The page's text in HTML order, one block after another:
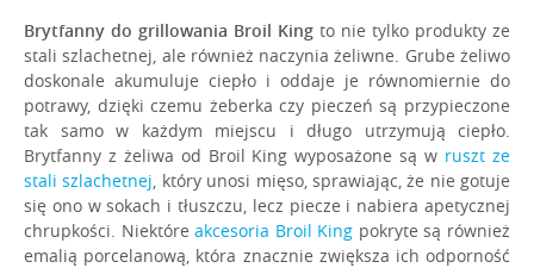
Brytfanny do grillowania Broil King to nie tylko produkty ze
stali szlachetnej, ale również naczynia żeliwne. Grube żeliwo
doskonale akumuluje ciepło i oddaje je równomiernie do
potrawy, dzięki czemu żeberka czy pieczeń są przypieczone
tak samo w każdym miejscu i długo utrzymują ciepło.
Brytfanny z żeliwa od Broil King wyposażone są w ruszt ze
stali szlachetnej, który unosi mięso, sprawiając, że nie gotuje
się ono w sokach i tłuszczu, lecz piecze i nabiera apetycznej
chrupkości. Niektóreakcesoria Broil King pokryte są również
emalią porcelanową, która znacznie zwiększa ich odporność